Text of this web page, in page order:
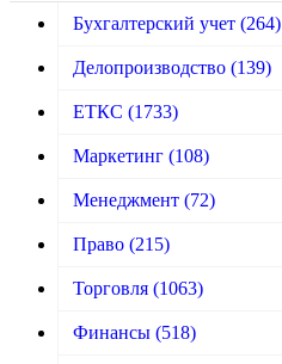
Бухгалтерский учет (264)
Делопроизводство (139)
ЕТКС (1733)
Маркетинг (108)
Менеджмент (72)
Право (215)
Торговля (1063)
Финансы (518)